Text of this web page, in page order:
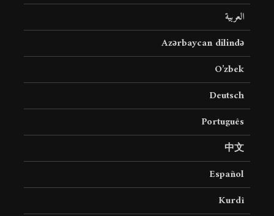
العربية
Azərbaycan dilində
O’zbek
Deutsch
Português
中文
Español
Kurdî